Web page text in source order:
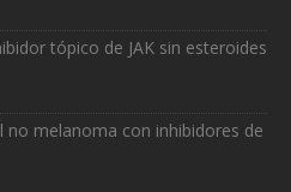
tópico de JAK sin esteroides
no melanoma con inhibidores de